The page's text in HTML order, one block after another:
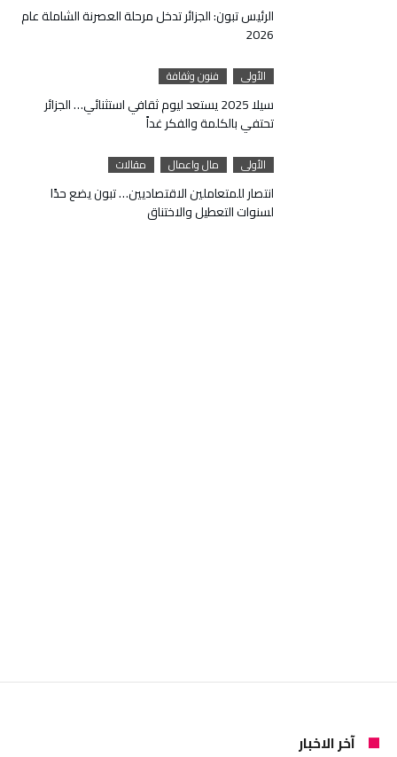
الرئيس تبون: الجزائر تدخل مرحلة العصرنة الشاملة عام
2026
الأولى فنون وثقافة
سيلا 2025 يستعد ليوم ثقافي استثنائي… الجزائر
تحتفي بالكلمة والفكر غداً
الأولى مال واعمال مقالات
انتصار للمتعاملين الاقتصاديين… تبون يضع حدًا
لسنوات التعطيل والاختناق
آخر الاخبار